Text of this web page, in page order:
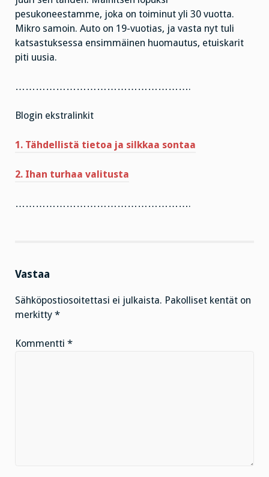
pesukoneestamme, joka on toiminut yli 30 vuotta.
Mikro samoin. Auto on 19-vuotias, ja vasta nyt tuli
katsastuksessa ensimmäinen huomautus, etuiskarit
piti uusia.
…………………………………………….
Blogin ekstralinkit
1. Tähdellistä tietoa ja silkkaa sontaa
2. Ihan turhaa valitusta
…………………………………………….
Vastaa
Sähköpostiosoitettasi ei julkaista. Pakolliset kentät on
merkitty *
Kommentti *